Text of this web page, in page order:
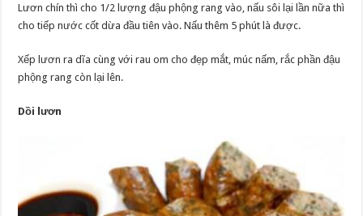
Lươn chín thì cho 1/2 lượng đậu phộng rang vào, nấu sôi lại lần nữa thì
cho tiếp nước cốt dừa đầu tiên vào. Nấu thêm 5 phút là được.
Xếp lươn ra dĩa cùng với rau om cho đẹp mắt, múc nấm, rắc phần đậu
phộng rang còn lại lên.
Dồi lươn